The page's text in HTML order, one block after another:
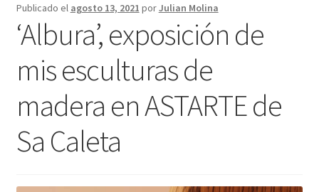
NOTICIAS
CONTACTO
Publicado el agosto 13, 2021 porJulian Molina
‘Albura’, exposición de
mis esculturas de
madera en ASTARTE de
Sa Caleta